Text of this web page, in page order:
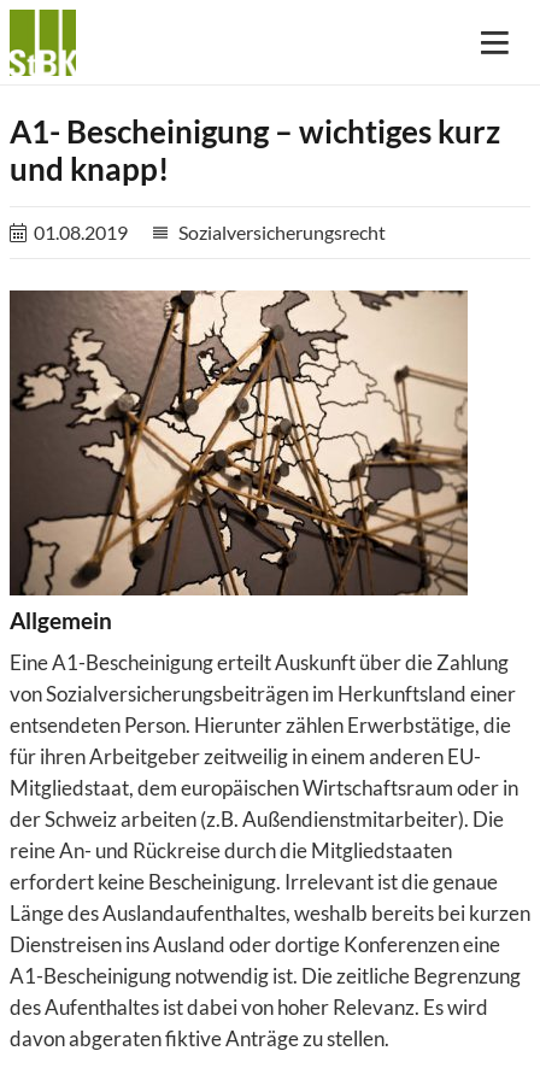
A1- Bescheinigung – wichtiges kurz
und knapp!
01.08.2019 reorder Sozialversicherungsrecht
Allgemein
Eine A1-Bescheinigung erteilt Auskunft über die Zahlung
von Sozialversicherungsbeiträgen im Herkunftsland einer
entsendeten Person. Hierunter zählen Erwerbstätige, die
für ihren Arbeitgeber zeitweilig in einem anderen EU-
Mitgliedstaat, dem europäischen Wirtschaftsraum oder in
der Schweiz arbeiten (z.B. Außendienstmitarbeiter). Die
reine An- und Rückreise durch die Mitgliedstaaten
erfordert keine Bescheinigung. Irrelevant ist die genaue
Länge des Auslandaufenthaltes, weshalb bereits bei kurzen
Dienstreisen ins Ausland oder dortige Konferenzen eine
A1-Bescheinigung notwendig ist. Die zeitliche Begrenzung
des Aufenthaltes ist dabei von hoher Relevanz. Es wird
davon abgeraten fiktive Anträge zu stellen.